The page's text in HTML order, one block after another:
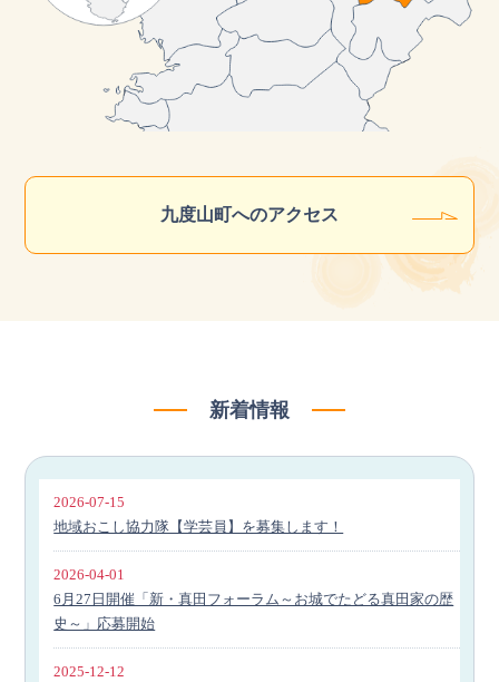
九度山町へのアクセス
新着情報
2026-07-15
地域おこし協力隊【学芸員】を募集します！
2026-04-01
6月27日開催「新・真田フォーラム～お城でたどる真田家の歴
史～」応募開始
2025-12-12